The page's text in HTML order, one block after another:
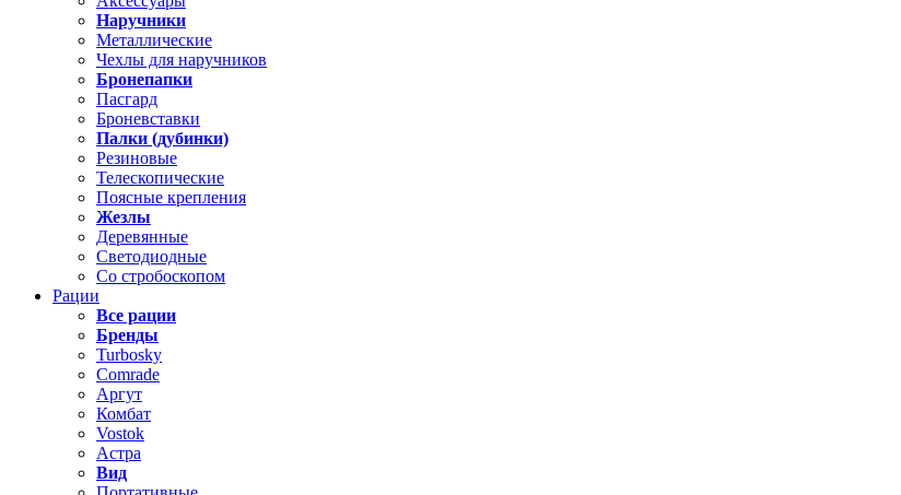
Наручники
Металлические
Чехлы для наручников
Бронепапки
Пасгард
Броневставки
Палки (дубинки)
Резиновые
Телескопические
Поясные крепления
Жезлы
Деревянные
Светодиодные
Со стробоскопом
Рации
Все рации
Бренды
Turbosky
Comrade
Аргут
Комбат
Vostok
Астра
Вид